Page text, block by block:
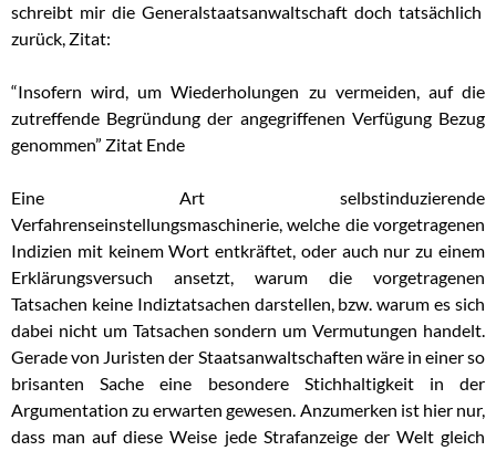
schreibt mir die Generalstaatsanwaltschaft doch tatsächlich
zurück, Zitat:
“Insofern wird, um Wiederholungen zu vermeiden, auf die
zutreffende Begründung der angegriffenen Verfügung Bezug
genommen” Zitat Ende
Eine Art selbstinduzierende
Verfahrenseinstellungsmaschinerie, welche die vorgetragenen
Indizien mit keinem Wort entkräftet, oder auch nur zu einem
Erklärungsversuch ansetzt, warum die vorgetragenen
Tatsachen keine Indiztatsachen darstellen, bzw. warum es sich
dabei nicht um Tatsachen sondern um Vermutungen handelt.
Gerade von Juristen der Staatsanwaltschaften wäre in einer so
brisanten Sache eine besondere Stichhaltigkeit in der
Argumentation zu erwarten gewesen. Anzumerken ist hier nur,
dass man auf diese Weise jede Strafanzeige der Welt gleich